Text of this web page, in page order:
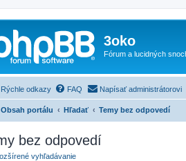
3oko
Fórum a lucidných
Rýchle odkazy FAQ Napísať administrátorovi
Obsah portálu Hľadať Temy bez odpovedí
bez odpovedí
vyhľadávanie